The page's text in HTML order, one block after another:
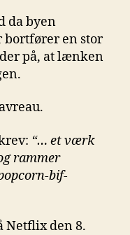
da byen
bortfører en stor
på, at lænken
“… et værk
rammer
bif-
Netflix den 8.